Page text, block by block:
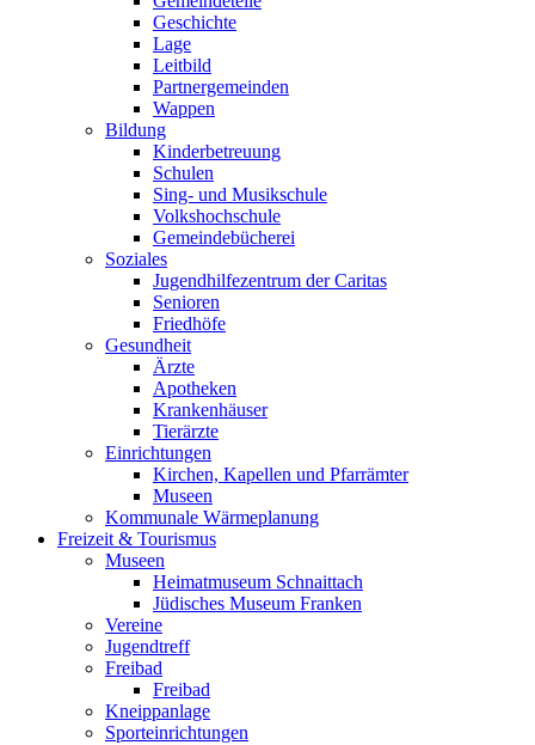
Geschichte
Lage
Leitbild
Partnergemeinden
Wappen
Bildung
Kinderbetreuung
Schulen
Sing- und Musikschule
Volkshochschule
Gemeindebücherei
Soziales
Jugendhilfezentrum der Caritas
Senioren
Friedhöfe
Gesundheit
Ärzte
Apotheken
Krankenhäuser
Tierärzte
Einrichtungen
Kirchen, Kapellen und Pfarrämter
Museen
Kommunale Wärmeplanung
Freizeit & Tourismus
Museen
Heimatmuseum Schnaittach
Jüdisches Museum Franken
Vereine
Jugendtreff
Freibad
Freibad
Kneippanlage
Sporteinrichtungen